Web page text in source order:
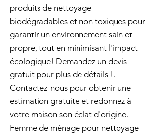
produits de nettoyage
biodégradables et non toxiques pour
garantir un environnement sain et
propre, tout en minimisant l'impact
écologique! Demandez un devis
gratuit pour plus de détails !.
Contactez-nous pour obtenir une
estimation gratuite et redonnez à
votre maison son éclat d'origine.
Femme de ménage pour nettoyage